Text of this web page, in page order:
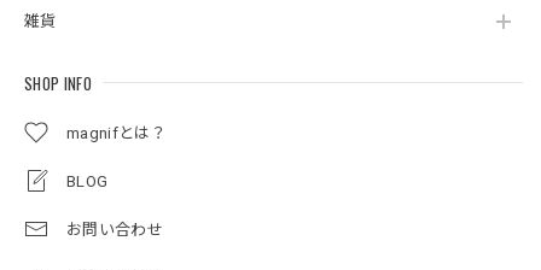
雑貨
SHOP INFO
magnifとは？
BLOG
お問い合わせ